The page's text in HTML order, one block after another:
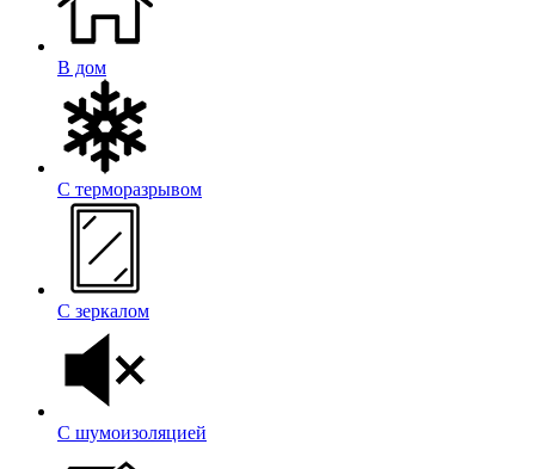
В дом
С терморазрывом
С зеркалом
С шумоизоляцией